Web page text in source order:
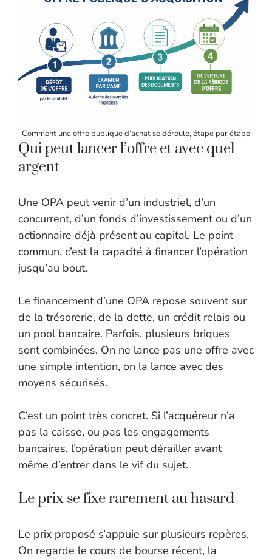
Comment une offre publique d’achat se déroule, étape par étape
Qui peut lancer l’offre et avec quel
argent
Une OPA peut venir d’un industriel, d’un
concurrent, d’un fonds d’investissement ou d’un
actionnaire déjà présent au capital. Le point
commun, c’est la capacité à financer l’opération
jusqu’au bout.
Le financement d’une OPA repose souvent sur
de la trésorerie, de la dette, un crédit relais ou
un pool bancaire. Parfois, plusieurs briques
sont combinées. On ne lance pas une offre avec
une simple intention, on la lance avec des
moyens sécurisés.
C’est un point très concret. Si l’acquéreur n’a
pas la caisse, ou pas les engagements
bancaires, l’opération peut dérailler avant
même d’entrer dans le vif du sujet.
Le prix se fixe rarement au hasard
Le prix proposé s’appuie sur plusieurs repères.
On regarde le cours de bourse récent, la